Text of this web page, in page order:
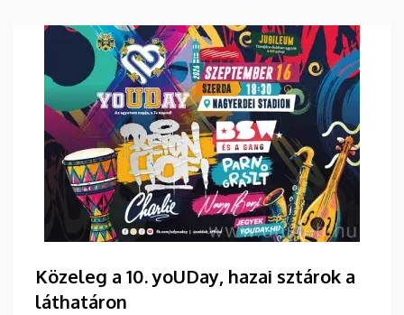
Közeleg a 10. yoUDay, hazai sztárok a
láthatáron